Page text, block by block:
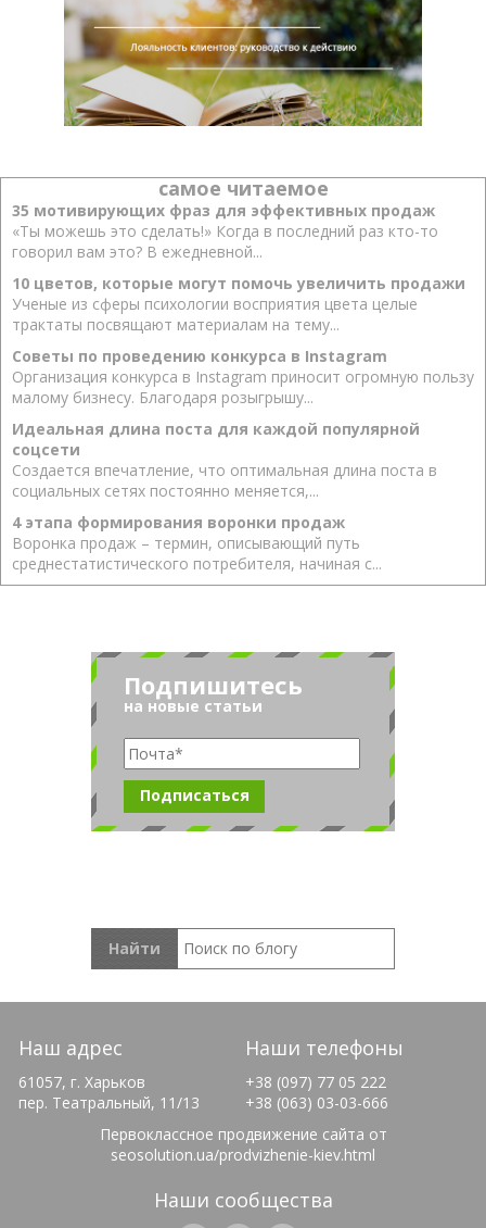
самое читаемое
35 мотивирующих фраз для эффективных продаж
«Ты можешь это сделать!» Когда в последний раз кто-то
говорил вам это? В ежедневной...
10 цветов, которые могут помочь увеличить продажи
Ученые из сферы психологии восприятия цвета целые
трактаты посвящают материалам на тему...
Советы по проведению конкурса в Instagram
Организация конкурса в Instagram приносит огромную пользу
малому бизнесу. Благодаря розыгрышу...
Идеальная длина поста для каждой популярной
соцсети
Создается впечатление, что оптимальная длина поста в
социальных сетях постоянно меняется,...
4 этапа формирования воронки продаж
Воронка продаж – термин, описывающий путь
среднестатистического потребителя, начиная с...
Подпишитесь
на новые статьи
Наш адрес
61057, г. Харьков
пер. Театральный, 11/13
Наши телефоны
+38 (097) 77 05 222
+38 (063) 03-03-666
Первоклассное продвижение сайта от
seosolution.ua/prodvizhenie-kiev.html
Наши сообщества